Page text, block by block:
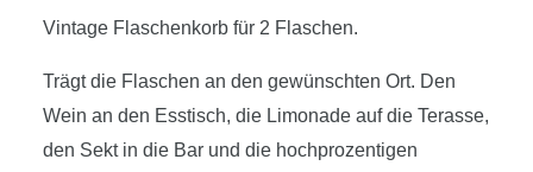
Vintage Flaschenkorb für 2 Flaschen.
Trägt die Flaschen an den gewünschten Ort. Den
Wein an den Esstisch, die Limonade auf die Terasse,
den Sekt in die Bar und die hochprozentigen